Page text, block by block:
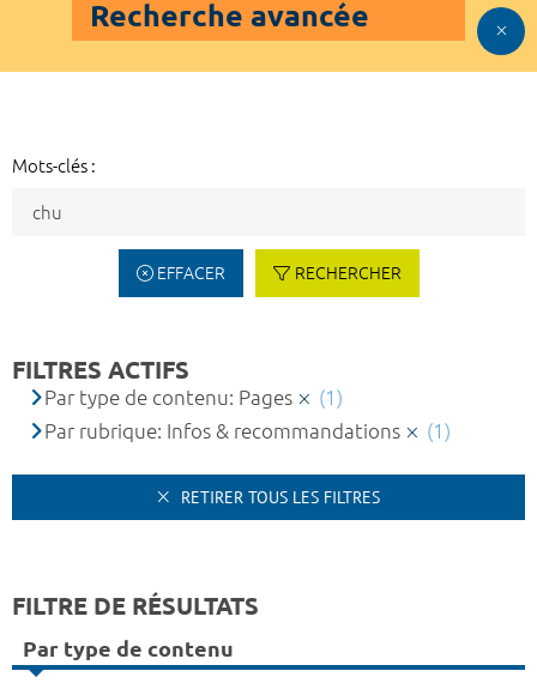
Recherche avancée
Mots-clés :
EFFACER RECHERCHER
FILTRES ACTIFS
Par type de contenu: Pages
(1)
Par rubrique: Infos & recommandations
(1)
RETIRER TOUS LES FILTRES
FILTRE DE RÉSULTATS
Par type de contenu